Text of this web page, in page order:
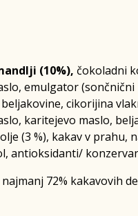
(10%), čokoladni
emulgator (sončnični
cikorijina
karitejevo maslo,
(3 %), kakav v
antioksidanti/
72% kakavovih